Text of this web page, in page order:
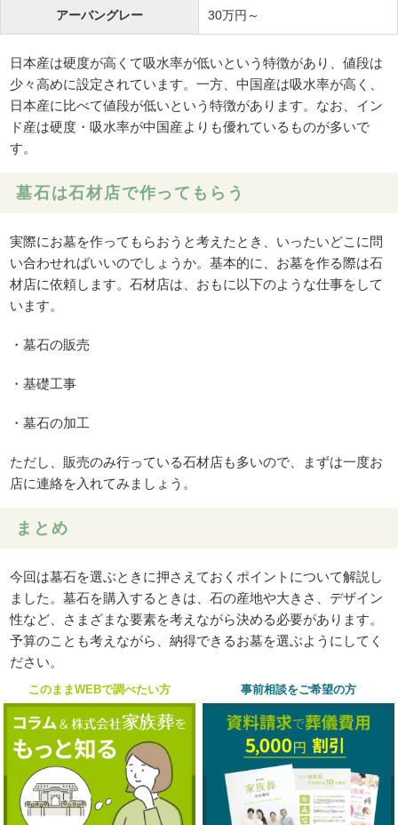
アーバングレー 30万円～
日本産は硬度が高くて吸水率が低いという特徴があり、値段は
少々高めに設定されています。一方、中国産は吸水率が高く、
日本産に比べて値段が低いという特徴があります。なお、イン
ド産は硬度・吸水率が中国産よりも優れているものが多いで
す。
墓石は石材店で作ってもらう
実際にお墓を作ってもらおうと考えたとき、いったいどこに問
い合わせればいいのでしょうか。基本的に、お墓を作る際は石
材店に依頼します。石材店は、おもに以下のような仕事をして
います。
・墓石の販売
・基礎工事
・墓石の加工
ただし、販売のみ行っている石材店も多いので、まずは一度お
店に連絡を入れてみましょう。
まとめ
今回は墓石を選ぶときに押さえておくポイントについて解説し
ました。墓石を購入するときは、石の産地や大きさ、デザイン
性など、さまざまな要素を考えながら決める必要があります。
予算のことも考えながら、納得できるお墓を選ぶようにしてく
ださい。
このままWEBで調べたい方 事前相談をご希望の方